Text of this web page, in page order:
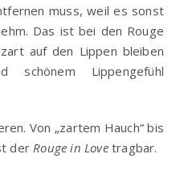
muss, weil es sonst
Das ist bei den Rouge
auf den Lippen bleiben
Lippengefühl
Von „zartem Hauch“ bis
derRouge in Lovetragbar.